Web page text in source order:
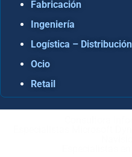
Fabricación
Ingeniería
Logística – Distribución
Ocio
Retail